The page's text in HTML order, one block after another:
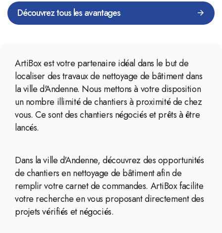
Découvrez tous les avantages
ArtiBox est votre partenaire idéal dans le but de
localiser des travaux de nettoyage de bâtiment dans
la ville d'Andenne. Nous mettons à votre disposition
un nombre illimité de chantiers à proximité de chez
vous. Ce sont des chantiers négociés et prêts à être
lancés.
Dans la ville d'Andenne, découvrez des opportunités
de chantiers en nettoyage de bâtiment afin de
remplir votre carnet de commandes. ArtiBox facilite
votre recherche en vous proposant directement des
projets vérifiés et négociés.